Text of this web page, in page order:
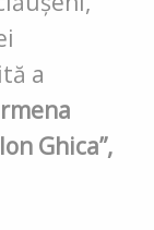
a
Ghica”,